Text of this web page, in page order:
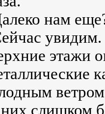
нам
увидим.
этажи
слишком